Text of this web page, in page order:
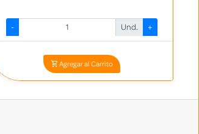
- Und. +
Agregar al Carrito